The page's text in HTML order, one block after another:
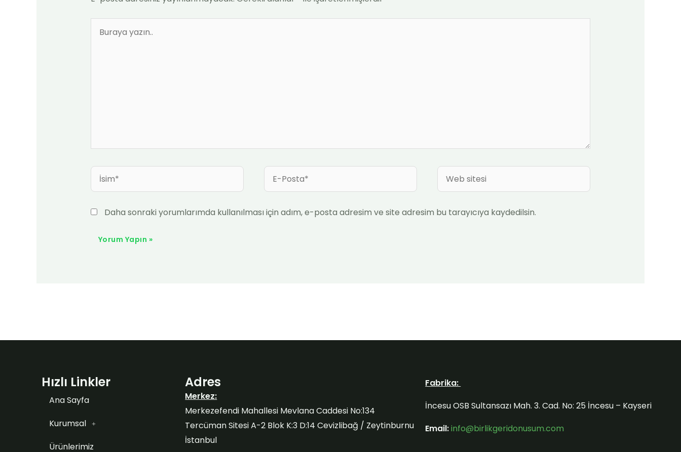
İsim*
Posta*
sitesi
Daha sonraki yorumlarımda kullanılması için adım, e-posta adresim ve site adresim bu tarayıcıya kaydedilsin.
Hızlı Linkler
Ana Sayfa
Kurumsal
Ürünlerimiz
Adres
Merkez:
Merkezefendi Mahallesi Mevlana Caddesi No:134
Tercüman Sitesi A-2 Blok K:3 D:14 Cevizlibağ / Zeytinburnu
İstanbul
Fabrika:
İncesu OSB Sultansazı Mah. 3. Cad. No: 25 İncesu – Kayseri
Email:info@birlikgeridonusum.com